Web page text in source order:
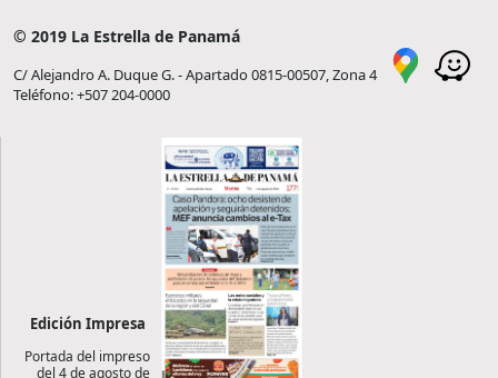
© 2019 La Estrella de Panamá
C/ Alejandro A. Duque G. - Apartado 0815-00507, Zona 4
Teléfono: +507 204-0000
Edición Impresa
Portada del impreso
del 4 de agosto de